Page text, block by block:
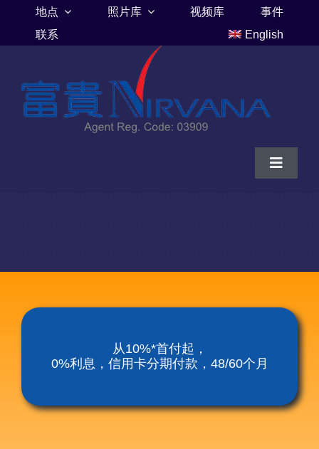
content
地点 照片库 视频库
事件
联系
English
Toggle
涅磐祖传平板电脑
从10%*首付起，
0%利息，信用卡分期付款，48/60个月